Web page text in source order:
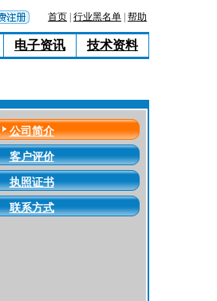
首页 行业黑名单 帮助
电子资讯 技术资料
公司简介
客户评价
执照证书
联系方式